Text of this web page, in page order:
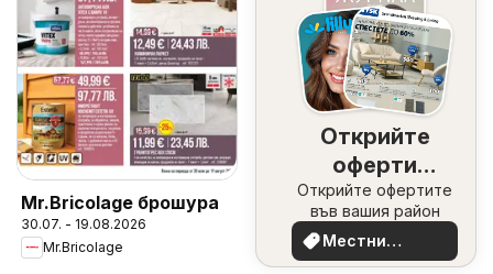
Mr.Bricolage брошура
30.07. - 19.08.2026
Mr.Bricolage
Открийте
оферти
наблизо
Открийте офертите
във вашия район
Местни
оферти